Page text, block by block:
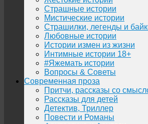
Страшные истории
Мистические истории
Страшилки, легенды и
Любовные истории
Истории измен из жизни
Интимные истории 18+
#Яжемать истории
Вопросы & Советы
Современная проза
Притчи, рассказы со
Рассказы для детей
Детектив, Триллер
Повести и Романы